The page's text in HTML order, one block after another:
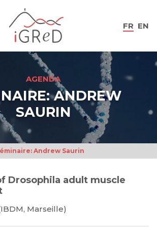
FR EN
AGENDA
ANDREW
SAURIN
Andrew Saurin
Drosophila adult muscle
Marseille)